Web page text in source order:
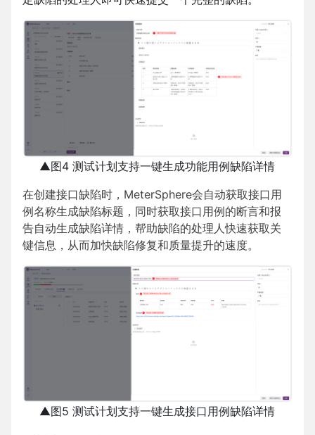
▲图4 测试计划支持一键生成功能用例缺陷详情
在创建接口缺陷时，MeterSphere会自动获取接口用
例名称生成缺陷标题，同时获取接口用例的断言和报
告自动生成缺陷详情，帮助缺陷的处理人快速获取关
键信息，从而加快缺陷修复和质量提升的速度。
▲图5 测试计划支持一键生成接口用例缺陷详情